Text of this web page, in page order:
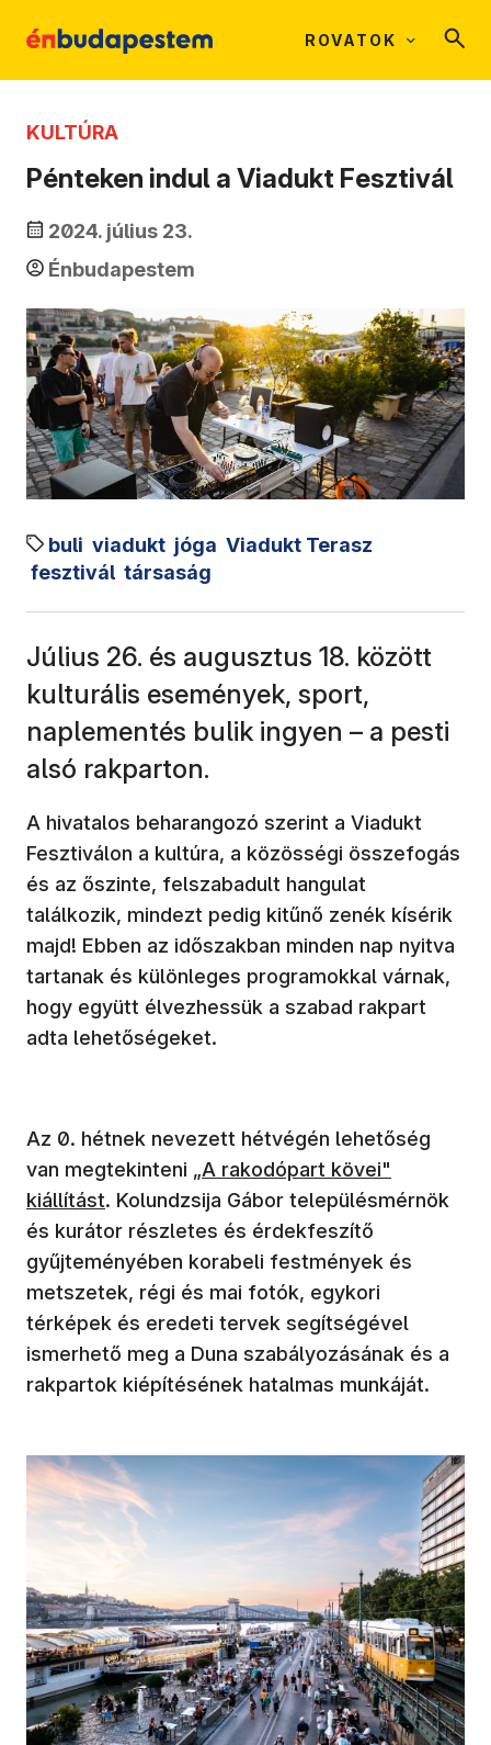
ROVATOK
KULTÚRA
Pénteken indul a Viadukt Fesztivál
2024. július 23.
Énbudapestem
buli viadukt jóga Viadukt Terasz
fesztivál társaság
Július 26. és augusztus 18. között
kulturális események, sport,
naplementés bulik ingyen – a pesti
alsó rakparton.
A hivatalos beharangozó szerint a Viadukt
Fesztiválon a kultúra, a közösségi összefogás
és az őszinte, felszabadult hangulat
találkozik, mindezt pedig kitűnő zenék kísérik
majd! Ebben az időszakban minden nap nyitva
tartanak és különleges programokkal várnak,
hogy együtt élvezhessük a szabad rakpart
adta lehetőségeket.
Az 0. hétnek nevezett hétvégén lehetőség
van megtekinteni „A rakodópart kövei"
kiállítást. Kolundzsija Gábor településmérnök
és kurátor részletes és érdekfeszítő
gyűjteményében korabeli festmények és
metszetek, régi és mai fotók, egykori
térképek és eredeti tervek segítségével
ismerhető meg a Duna szabályozásának és a
rakpartok kiépítésének hatalmas munkáját.